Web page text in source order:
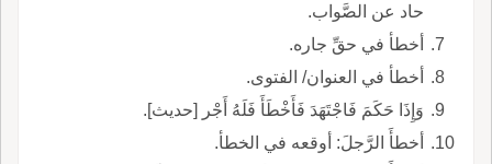
حاد عن الصَّواب.
أخطأ في حقِّ جاره.
أخطأ في العنوان/ الفتوى.
وَإِذَا حَكَمَ فَاجْتَهَدَ فَأَخْطَأَ فَلَهُ أَجْر [حديث].
أخطأَ الرَّجلَ: أوقعه في الخطأ.